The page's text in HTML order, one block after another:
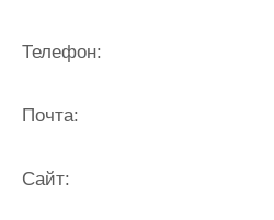
Телефон:
Почта:
Cайт: